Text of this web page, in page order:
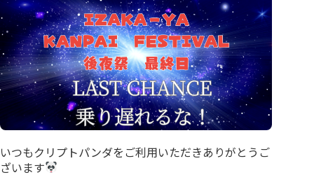
いつもクリプトパンダをご利用いただきありがとうご
ざいます